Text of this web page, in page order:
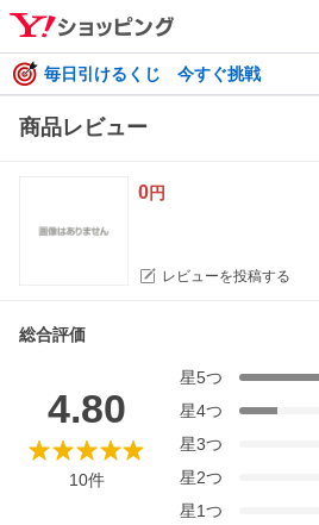
毎日引けるくじ 今すぐ挑戦
商品レビュー
0円
レビューを投稿する
総合評価
4.80
10件
星5つ
星4つ
星3つ
星2つ
星1つ